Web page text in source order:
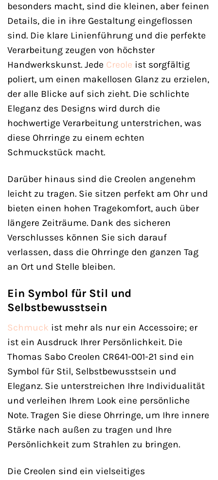
besonders macht, sind die kleinen, aber feinen
Details, die in ihre Gestaltung eingeflossen
sind. Die klare Linienführung und die perfekte
Verarbeitung zeugen von höchster
Handwerkskunst. Jede Creole ist sorgfältig
poliert, um einen makellosen Glanz zu erzielen,
der alle Blicke auf sich zieht. Die schlichte
Eleganz des Designs wird durch die
hochwertige Verarbeitung unterstrichen, was
diese Ohrringe zu einem echten
Schmuckstück macht.
Darüber hinaus sind die Creolen angenehm
leicht zu tragen. Sie sitzen perfekt am Ohr und
bieten einen hohen Tragekomfort, auch über
längere Zeiträume. Dank des sicheren
Verschlusses können Sie sich darauf
verlassen, dass die Ohrringe den ganzen Tag
an Ort und Stelle bleiben.
Ein Symbol für Stil und
Selbstbewusstsein
Schmuck ist mehr als nur ein Accessoire; er
ist ein Ausdruck Ihrer Persönlichkeit. Die
Thomas Sabo Creolen CR641-001-21 sind ein
Symbol für Stil, Selbstbewusstsein und
Eleganz. Sie unterstreichen Ihre Individualität
und verleihen Ihrem Look eine persönliche
Note. Tragen Sie diese Ohrringe, um Ihre innere
Stärke nach außen zu tragen und Ihre
Persönlichkeit zum Strahlen zu bringen.
Die Creolen sind ein vielseitiges